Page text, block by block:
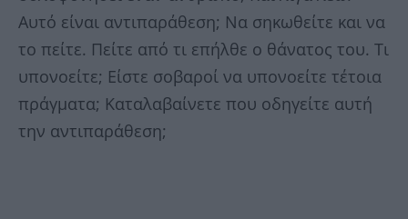
Αυτό είναι αντιπαράθεση; Να σηκωθείτε και να
το πείτε. Πείτε από τι επήλθε ο θάνατος του. Τι
υπονοείτε; Είστε σοβαροί να υπονοείτε τέτοια
πράγματα; Καταλαβαίνετε που οδηγείτε αυτή
την αντιπαράθεση;